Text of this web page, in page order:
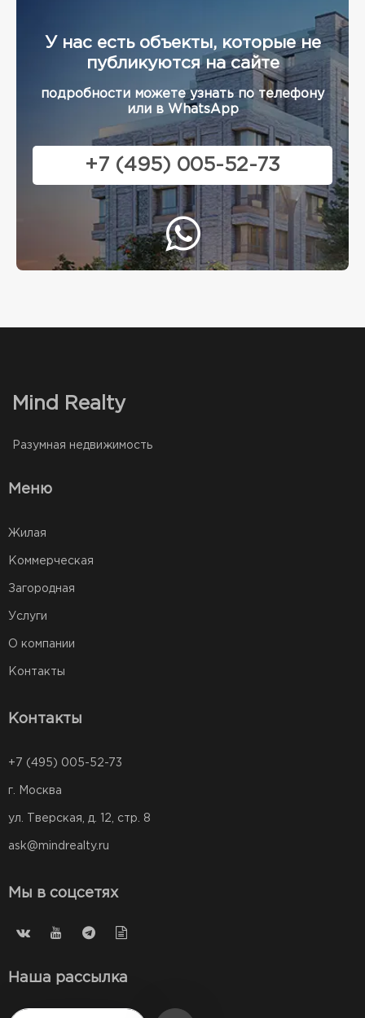
У нас есть объекты, которые не
публикуются на сайте
подробности можете узнать по телефону
или в WhatsApp
+7 (495) 005-52-73
Mind Realty
Разумная недвижимость
Меню
Жилая
Коммерческая
Загородная
Услуги
О компании
Контакты
Контакты
+7 (495) 005-52-73
г. Москва
ул. Тверская, д. 12, стр. 8
ask@mindrealty.ru
Мы в соцсетях
Наша рассылка